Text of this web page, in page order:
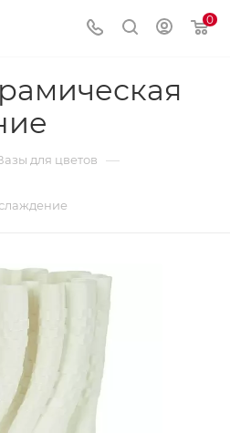
0
для цветов —